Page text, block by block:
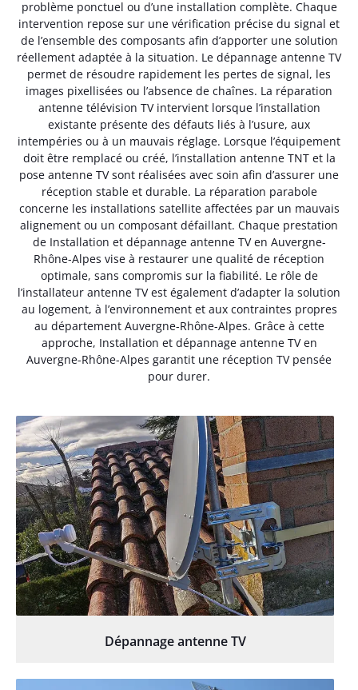
problème ponctuel ou d’une installation complète. Chaque
intervention repose sur une vérification précise du signal et
de l’ensemble des composants afin d’apporter une solution
réellement adaptée à la situation. Le dépannage antenne TV
permet de résoudre rapidement les pertes de signal, les
images pixellisées ou l’absence de chaînes. La réparation
antenne télévision TV intervient lorsque l’installation
existante présente des défauts liés à l’usure, aux
intempéries ou à un mauvais réglage. Lorsque l’équipement
doit être remplacé ou créé, l’installation antenne TNT et la
pose antenne TV sont réalisées avec soin afin d’assurer une
réception stable et durable. La réparation parabole
concerne les installations satellite affectées par un mauvais
alignement ou un composant défaillant. Chaque prestation
de Installation et dépannage antenne TV en Auvergne-
Rhône-Alpes vise à restaurer une qualité de réception
optimale, sans compromis sur la fiabilité. Le rôle de
l’installateur antenne TV est également d’adapter la solution
au logement, à l’environnement et aux contraintes propres
au département Auvergne-Rhône-Alpes. Grâce à cette
approche, Installation et dépannage antenne TV en
Auvergne-Rhône-Alpes garantit une réception TV pensée
pour durer.
Dépannage antenne TV